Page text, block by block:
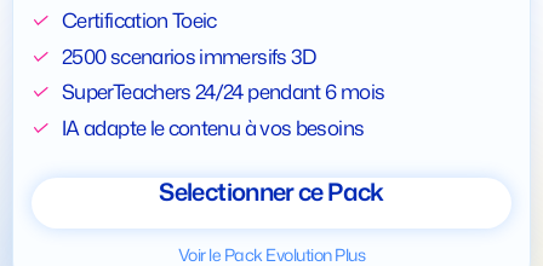
Certification Toeic
2500 scenarios immersifs 3D
SuperTeachers 24/24 pendant 6 mois
IA adapte le contenu à vos besoins
Selectionner ce Pack
Voir le Pack Evolution Plus